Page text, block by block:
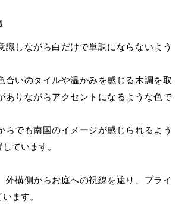
識しながら白だけで単調にならないよう
合いのタイルや温かみを感じる木調を取
ありながらアクセントになるような色で
らでも南国のイメージが感じられるよう
ています。
外構側からお庭への視線を遮り、プライ
ます。